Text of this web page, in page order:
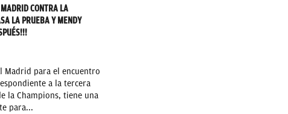
CONTRA LA
LA PRUEBA Y MENDY
Madrid para el encuentro
a la tercera
la Champions, tiene una
para...